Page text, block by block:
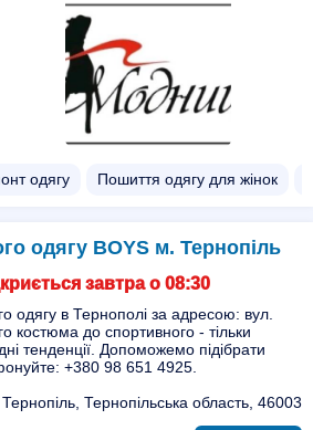
одягу Пошиття одягу для жінок
одягу BOYS м. Тернопіль
завтра о 08:30
одягу в Тернополі за адресою: вул.
костюма до спортивного - тільки
тенденції. Допоможемо підібрати
+380 98 651 4925.
Тернопільська область, 46003